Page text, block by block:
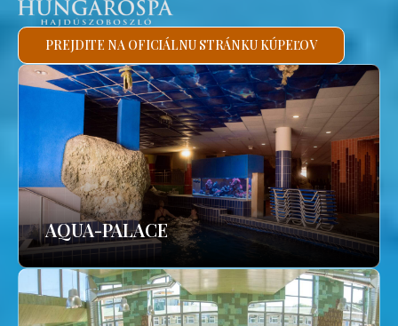
PREJDITE NA OFICIÁLNU STRÁNKU KÚPEĽOV
AQUA-PALACE